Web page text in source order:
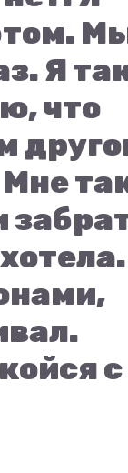
Я
что
с